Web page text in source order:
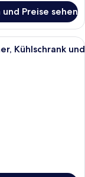
Preise sehen
mit einem großen
Kühlschrank und